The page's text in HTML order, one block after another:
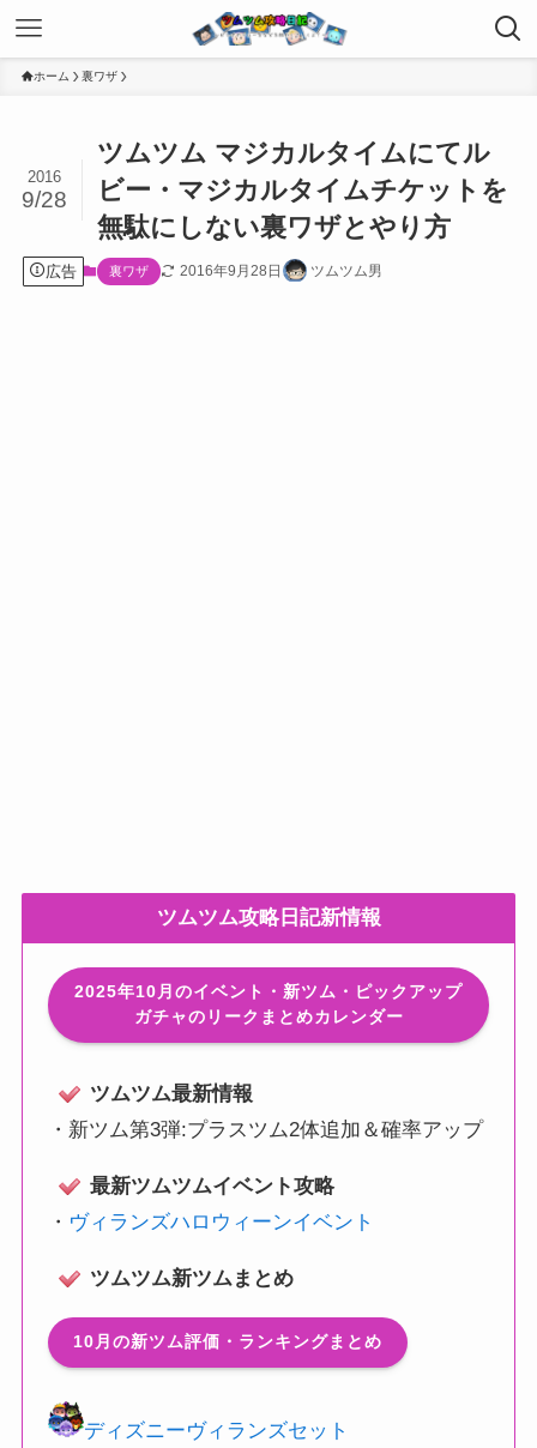
ホーム 裏ワザ
ツムツム マジカルタイムにてル
ビー・マジカルタイムチケットを
無駄にしない裏ワザとやり方
2016
9/28
広告 裏ワザ 2016年9月28日 ツムツム男
ツムツム攻略日記新情報
2025年10月のイベント・新ツム・ピックアップ
ガチャのリークまとめカレンダー
ツムツム最新情報
・ 新ツム第3弾:プラスツム2体追加＆確率アップ
最新ツムツムイベント攻略
・ ヴィランズハロウィーンイベント
ツムツム新ツムまとめ
10月の新ツム評価・ランキングまとめ
ディズニーヴィランズセット